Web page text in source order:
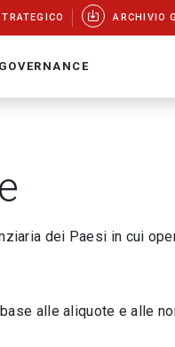
ARCHIVIO
GOVERNANCE
dei Paesi in cui
alle aliquote e alle